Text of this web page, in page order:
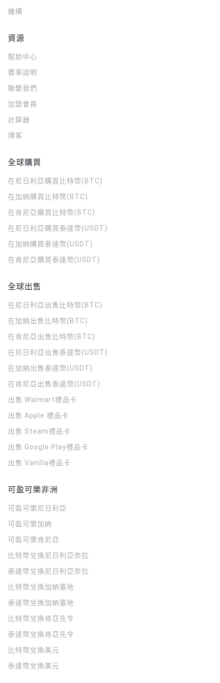
機構
資源
幫助中心
費率說明
聯繫我們
加盟會員
計算器
博客
全球購買
在尼日利亞購買比特幣(BTC)
在加納購買比特幣(BTC)
在肯尼亞購買比特幣(BTC)
在尼日利亞購買泰達幣(USDT)
在加納購買泰達幣(USDT)
在肯尼亞購買泰達幣(USDT)
全球出售
在尼日利亞出售比特幣(BTC)
在加納出售比特幣(BTC)
在肯尼亞出售比特幣(BTC)
在尼日利亞出售泰達幣(USDT)
在加納出售泰達幣(USDT)
在肯尼亞出售泰達幣(USDT)
出售 Walmart禮品卡
出售 Apple 禮品卡
出售 Steam禮品卡
出售 Google Play禮品卡
出售 Vanilla禮品卡
可盈可樂非洲
可盈可樂 尼日利亞
可盈可樂加納
可盈可樂肯尼亞
比特幣兌換尼日利亞奈拉
泰達幣兌換尼日利亞奈拉
比特幣兌換加納塞地
泰達幣兌換加納塞地
比特幣兌換肯亞先令
泰達幣兌換肯亞先令
比特幣兌換美元
泰達幣兌換美元